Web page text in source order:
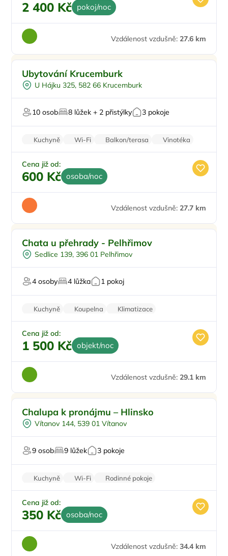
2 400 Kč pokoj/noc
Vzdálenost vzdušně: 27.6 km
U lesa
V chráněném uzemí
Ubytování Krucemburk
U Hájku 325, 582 66 Krucemburk
10 osob 8 lůžek + 2 přistýlky 3 pokoje
Kuchyně Wi-Fi Balkon/terasa Vinotéka
Cena již od:
600 Kč osoba/noc
Vzdálenost vzdušně: 27.7 km
U vody
Pro rybáře
V chatové osadě
Chata u přehrady - Pelhřimov
Sedlice 139, 396 01 Pelhřimov
4 osoby 4 lůžka 1 pokoj
Kuchyně Koupelna
Klimatizace
Zvířata povolena
Parkování zdarma
Cena již od:
1 500 Kč objekt/noc
Vzdálenost vzdušně: 29.1 km
Pro milovníky přírody
Pingpong
Na horách
Chalupa k pronájmu – Hlinsko
Vítanov 144, 539 01 Vítanov
9 osob 9 lůžek 3 pokoje
Kuchyně Wi-Fi
Rodinné pokoje
Balkon/terasa
Cena již od:
350 Kč osoba/noc
Vzdálenost vzdušně: 34.4 km